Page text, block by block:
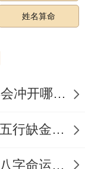
－
龙
煞
－
冲
姓名算命
2024辰冲开财库，2024年辰年会冲开哪些人的财库
五行缺金的人是不是没有财运 五行缺金的人命运好不好
己卯日生人八字富贵 己卯日的八字命运如何